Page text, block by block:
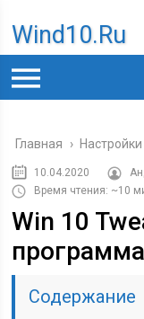
Wind10.ru
Главная › Настройки
10.04.2020
Время чтения: ~10
Win 10
Содержание